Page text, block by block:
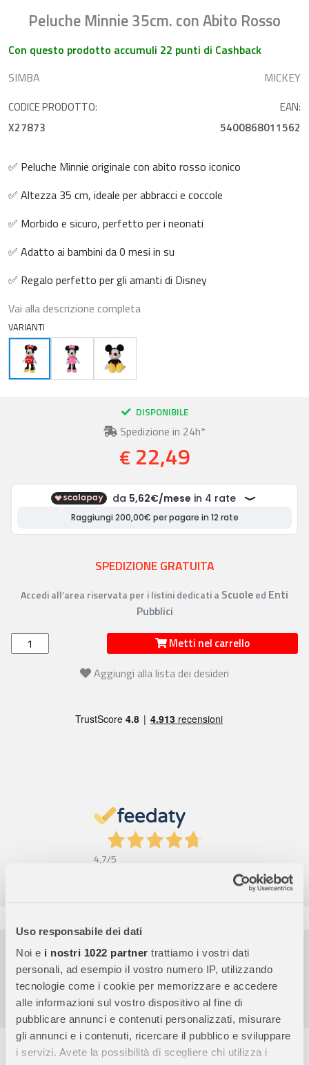
Uso responsabile dei dati
Noi e i nostri 1022 partner trattiamo i vostri dati
personali, ad esempio il vostro numero IP, utilizzando
tecnologie come i cookie per memorizzare e accedere
alle informazioni sul vostro dispositivo al fine di
pubblicare annunci e contenuti personalizzati, misurare
gli annunci e i contenuti, ricercare il pubblico e sviluppare
i servizi. Avete la possibilità di scegliere chi utilizza i
Peluche Minnie 35cm. con Abito Rosso
Con questo prodotto accumuli 22 punti di Cashback
SIMBA
MICKEY
CODICE PRODOTTO:
X27873
EAN:
5400868011562
✅ Peluche Minnie originale con abito rosso iconico
✅ Altezza 35 cm, ideale per abbracci e coccole
✅ Morbido e sicuro, perfetto per i neonati
✅ Adatto ai bambini da 0 mesi in su
✅ Regalo perfetto per gli amanti di Disney
Vai alla descrizione completa
VARIANTI
DISPONIBILE
Spedizione in 24h*
€ 22,49
SPEDIZIONE GRATUITA
Accedi all’area riservata per i listini dedicati a Scuoleed Enti
Pubblici
Metti nel carrello
Aggiungi alla lista dei desideri
4,7/5
Garanzia e reso facili
Assistenza dal lunedì al venerdì
Descrizione completa